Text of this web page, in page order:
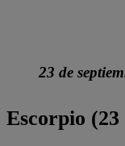
23 de
Escorpio